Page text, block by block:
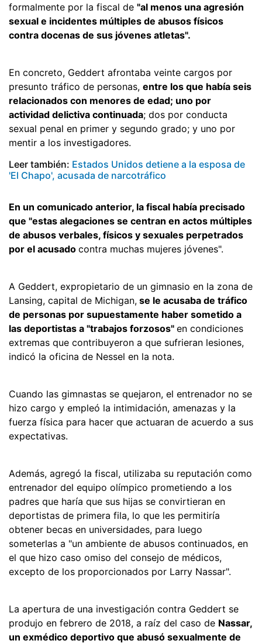
formalmente por la fiscal de "al menos una agresión
sexual e incidentes múltiples de abusos físicos
contra docenas de sus jóvenes atletas".
En concreto, Geddert afrontaba veinte cargos por
presunto tráfico de personas, entre los que había seis
relacionados con menores de edad; uno por
actividad delictiva continuada; dos por conducta
sexual penal en primer y segundo grado; y uno por
mentir a los investigadores.
Leer también: Estados Unidos detiene a la esposa de
'El Chapo', acusada de narcotráfico
En un comunicado anterior, la fiscal había precisado
que "estas alegaciones se centran en actos múltiples
de abusos verbales, físicos y sexuales perpetrados
por el acusado contra muchas mujeres jóvenes".
A Geddert, expropietario de un gimnasio en la zona de
Lansing, capital de Michigan, se le acusaba de tráfico
de personas por supuestamente haber sometido a
las deportistas a "trabajos forzosos" en condiciones
extremas que contribuyeron a que sufrieran lesiones,
indicó la oficina de Nessel en la nota.
Cuando las gimnastas se quejaron, el entrenador no se
hizo cargo y empleó la intimidación, amenazas y la
fuerza física para hacer que actuaran de acuerdo a sus
expectativas.
Además, agregó la fiscal, utilizaba su reputación como
entrenador del equipo olímpico prometiendo a los
padres que haría que sus hijas se convirtieran en
deportistas de primera fila, lo que les permitiría
obtener becas en universidades, para luego
someterlas a "un ambiente de abusos continuados, en
el que hizo caso omiso del consejo de médicos,
excepto de los proporcionados por Larry Nassar".
La apertura de una investigación contra Geddert se
produjo en febrero de 2018, a raíz del caso de Nassar,
un exmédico deportivo que abusó sexualmente de